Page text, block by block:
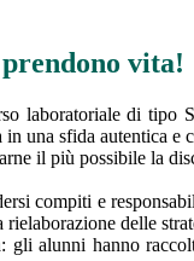
vita!
laboratoriale di tipo
una sfida autentica e
il più possibile la
compiti e
delle
gli alunni hanno